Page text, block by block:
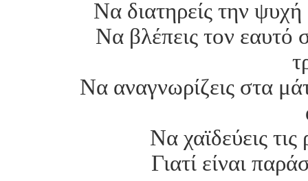
Να διατηρείς την
Να βλέπεις τον εαυτό
Να αναγνωρίζεις στα
Να χαϊδεύεις
Γιατί είναι